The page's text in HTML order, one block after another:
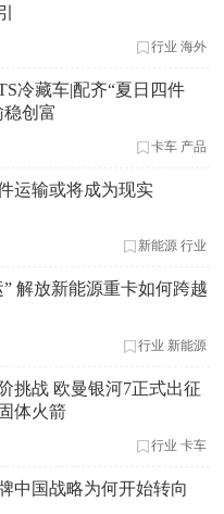
行业 海外
冷藏车|配齐“夏日四件
创富
卡车 产品
运输或将成为现实
新能源 行业
解放新能源重卡如何跨越
行业 新能源
挑战 欧曼银河7正式出征
体火箭
行业 卡车
中国战略为何开始转向